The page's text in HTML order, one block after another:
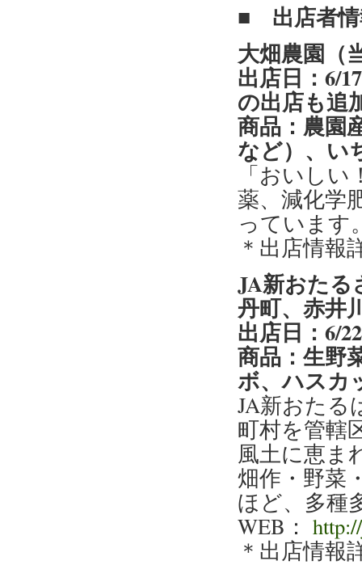
■ 出店者
大畑農園（
出店日：6/
の出店も追
商品：農園
など）、い
「おいし
薬、減化学
っています
＊出店情報
JA新おたる
丹町、赤井
出店日：6/
商品：生野
ボ、ハスカ
JA新おたる
町村を管轄
風土に恵ま
畑作・野菜
ほど、多種
WEB：
＊出店情報